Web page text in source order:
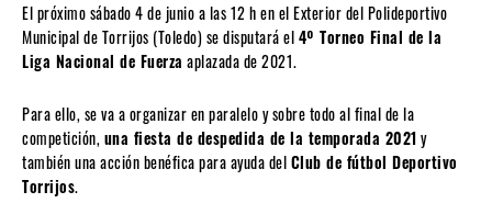
El próximo sábado 4 de junio a las 12 h en el Exterior del Polideportivo
Municipal de Torrijos (Toledo) se disputará el4º Torneo Final de la
Liga Nacional de Fuerza aplazada de 2021.
Para ello, se va a organizar en paralelo y sobre todo al final de la
competición, una fiesta de despedida de la temporada 2021y
también una acción benéfica para ayuda delClub de fútbol Deportivo
Torrijos.